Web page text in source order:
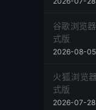
谷歌浏览
式版
2026-08-05
火狐浏览
式版
2026-07-28